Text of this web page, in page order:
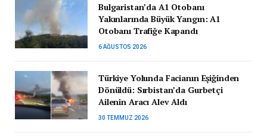
Bulgaristan’da A1 Otobanı
Yakınlarında Büyük Yangın: A1
Otobanı Trafiğe Kapandı
6 AĞUSTOS 2026
Türkiye Yolunda Facianın Eşiğinden
Dönüldü: Sırbistan’da Gurbetçi
Ailenin Aracı Alev Aldı
30 TEMMUZ 2026